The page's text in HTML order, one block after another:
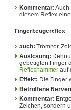
Kommentar: Auch
diesem Reflex
Fingerbeugereflex
auch: Trömner-
Auslösung:
gebeugten Finger
Reflexhammer auf
Effekt: Die Finger
Betroffene
Kommentar:
Zeichen, sondern